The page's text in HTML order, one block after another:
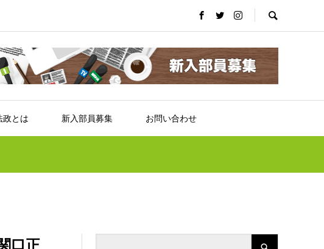
政とは 新入部員募集 お問い合わせ
口正